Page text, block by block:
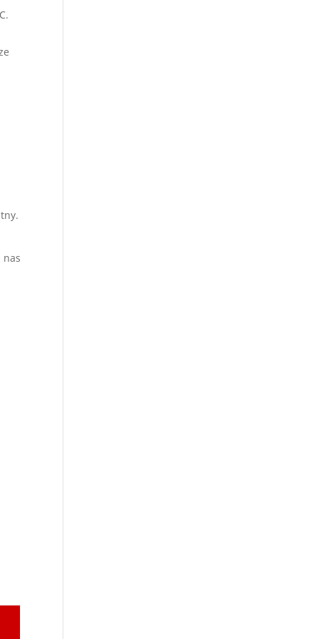
nas